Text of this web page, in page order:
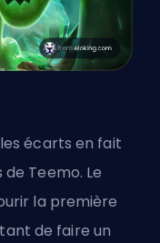
écarts en fait
Teemo. Le
la première
de faire un